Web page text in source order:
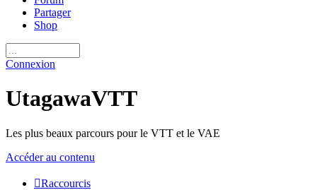
Partager
Shop
Connexion
UtagawaVTT
Les plus beaux parcours pour le VTT et le VAE
Accéder au contenu
Raccourcis